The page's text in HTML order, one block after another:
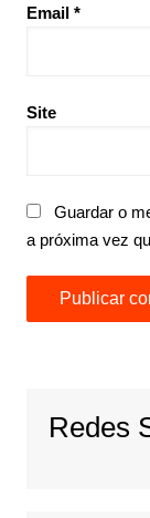
Email *
Site
Guardar o
a próxima vez
Redes